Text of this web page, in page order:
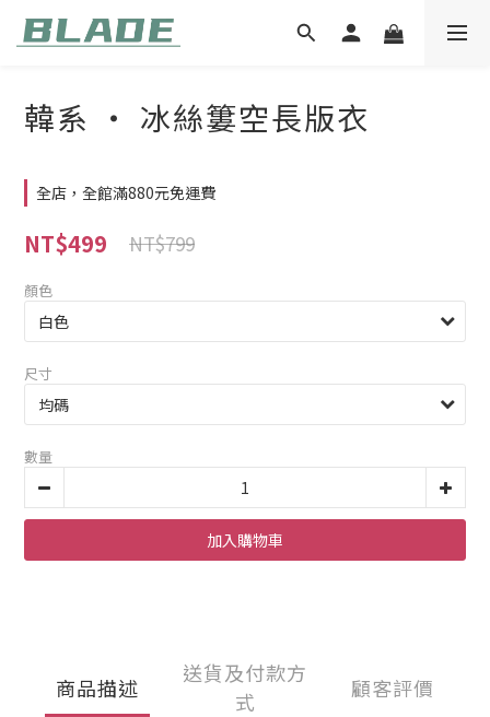
韓系 ‧ 冰絲簍空長版衣
全店，全館滿880元免運費
NT$499 NT$799
顏色
尺寸
數量
加入購物車
商品描述
送貨及付款方
式
顧客評價